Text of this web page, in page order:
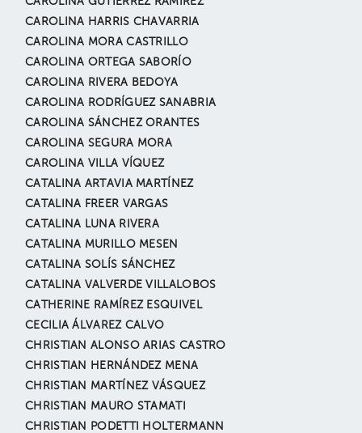
CAROLINA HARRIS CHAVARRIA
CAROLINA MORA CASTRILLO
CAROLINA ORTEGA SABORÍO
CAROLINA RIVERA BEDOYA
CAROLINA RODRÍGUEZ SANABRIA
CAROLINA SÁNCHEZ ORANTES
CAROLINA SEGURA MORA
CAROLINA VILLA VÍQUEZ
CATALINA ARTAVIA MARTÍNEZ
CATALINA FREER VARGAS
CATALINA LUNA RIVERA
CATALINA MURILLO MESEN
CATALINA SOLÍS SÁNCHEZ
CATALINA VALVERDE VILLALOBOS
CATHERINE RAMÍREZ ESQUIVEL
CECILIA ÁLVAREZ CALVO
CHRISTIAN ALONSO ARIAS CASTRO
CHRISTIAN HERNÁNDEZ MENA
CHRISTIAN MARTÍNEZ VÁSQUEZ
CHRISTIAN MAURO STAMATI
CHRISTIAN PODETTI HOLTERMANN